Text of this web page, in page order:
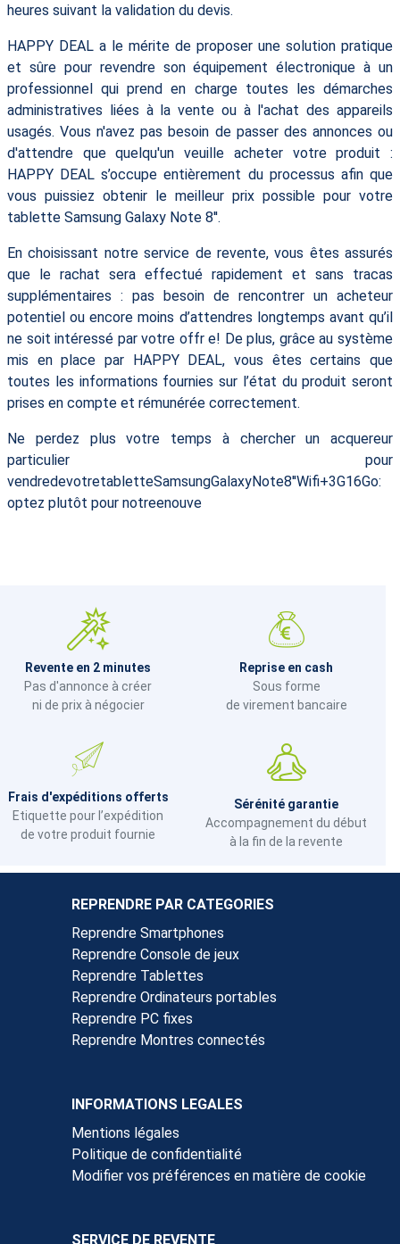
heures suivant la validation du devis.
HAPPY DEAL a le mérite de proposer une solution pratique
et sûre pour revendre son équipement électronique à un
professionnel qui prend en charge toutes les démarches
administratives liées à la vente ou à l'achat des appareils
usagés. Vous n'avez pas besoin de passer des annonces ou
d'attendre que quelqu'un veuille acheter votre produit :
HAPPY DEAL s’occupe entièrement du processus afin que
vous puissiez obtenir le meilleur prix possible pour votre
tablette Samsung Galaxy Note 8''.
En choisissant notre service de revente, vous êtes assurés
que le rachat sera effectué rapidement et sans tracas
supplémentaires : pas besoin de rencontrer un acheteur
potentiel ou encore moins d’attendres longtemps avant qu’il
ne soit intéressé par votre offr e! De plus, grâce au système
mis en place par HAPPY DEAL, vous êtes certains que
toutes les informations fournies sur l’état du produit seront
prises en compte et rémunérée correctement.
Ne perdez plus votre temps à chercher un acquereur
particulier pour
vendredevotretabletteSamsungGalaxyNote8''Wifi+3G16Go:
optez plutôt pour notreenouve
Revente en 2 minutes
Pas d'annonce à créer
ni de prix à négocier
Reprise en cash
Sous forme
de virement bancaire
Frais d'expéditions offerts
Etiquette pour l’expédition
de votre produit fournie
Sérénité garantie
Accompagnement du début
à la fin de la revente
REPRENDRE PAR CATEGORIES
Reprendre Smartphones
Reprendre Console de jeux
Reprendre Tablettes
Reprendre Ordinateurs portables
Reprendre PC fixes
Reprendre Montres connectés
INFORMATIONS LEGALES
Mentions légales
Politique de confidentialité
Modifier vos préférences en matière de cookie
SERVICE DE REVENTE